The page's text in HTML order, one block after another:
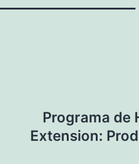
Programa de
Extension: